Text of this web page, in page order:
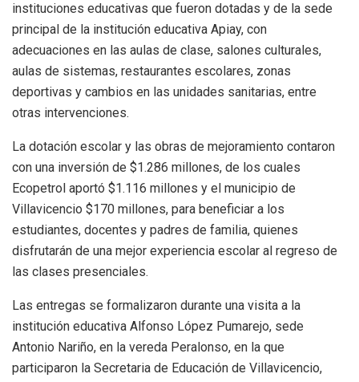
instituciones educativas que fueron dotadas y de la sede
principal de la institución educativa Apiay, con
adecuaciones en las aulas de clase, salones culturales,
aulas de sistemas, restaurantes escolares, zonas
deportivas y cambios en las unidades sanitarias, entre
otras intervenciones.
La dotación escolar y las obras de mejoramiento contaron
con una inversión de $1.286 millones, de los cuales
Ecopetrol aportó $1.116 millones y el municipio de
Villavicencio $170 millones, para beneficiar a los
estudiantes, docentes y padres de familia, quienes
disfrutarán de una mejor experiencia escolar al regreso de
las clases presenciales.
Las entregas se formalizaron durante una visita a la
institución educativa Alfonso López Pumarejo, sede
Antonio Nariño, en la vereda Peralonso, en la que
participaron la Secretaria de Educación de Villavicencio,